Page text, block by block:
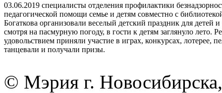
03.06.2019 специалисты отделения профилактики
педагогической помощи семье и детям совместно с
Богаткова организовали веселый детский праздник для детей
смотря на пасмурную погоду, в гости к детям заглянуло лето.
удовольствием приняли участие в играх, конкурсах, лотерее,
танцевали и получали призы.
© Мэрия г.